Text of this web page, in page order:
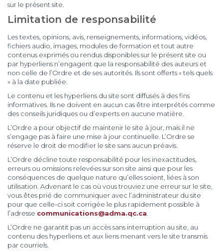
sur le présent site.
Limitation de responsabilité
Les textes, opinions, avis, renseignements, informations, vidéos,
fichiers audio, images, modules de formation et tout autre
contenus exprimés ou rendus disponibles sur le présent site ou
par hyperliens n’engagent que la responsabilité des auteurs et
non celle de l’Ordre et de ses autorités. Ils sont offerts « tels quels
» à la date publiée.
Le contenu et les hyperliens du site sont diffusés à des fins
informatives. Ils ne doivent en aucun cas être interprétés comme
des conseils juridiques ou d’experts en aucune matière.
L’Ordre a pour objectif de maintenir le site à jour, mais il ne
s’engage pas à faire une mise à jour continuelle. L’Ordre se
réserve le droit de modifier le site sans aucun préavis.
L’Ordre décline toute responsabilité pour les inexactitudes,
erreurs ou omissions relevées sur son site ainsi que pour les
conséquences de quelque nature qu’elles soient, liées à son
utilisation. Advenant le cas où vous trouviez une erreur sur le site,
vous êtes prié de communiquer avec l’administrateur du site
pour que celle-ci soit corrigée le plus rapidement possible à
l’adresse communications@adma.qc.ca
L’Ordre ne garantit pas un accès sans interruption au site, au
contenu des hyperliens et aux liens menant vers le site transmis
par courriels.